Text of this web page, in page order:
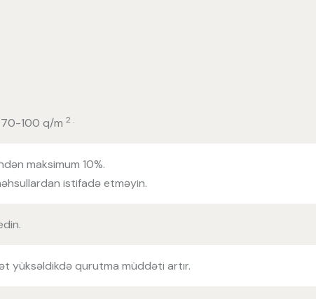
70-100 q/m 2 .
maksimum 10%.
istifadə etməyin.
yüksəldikdə qurutma müddəti artır.